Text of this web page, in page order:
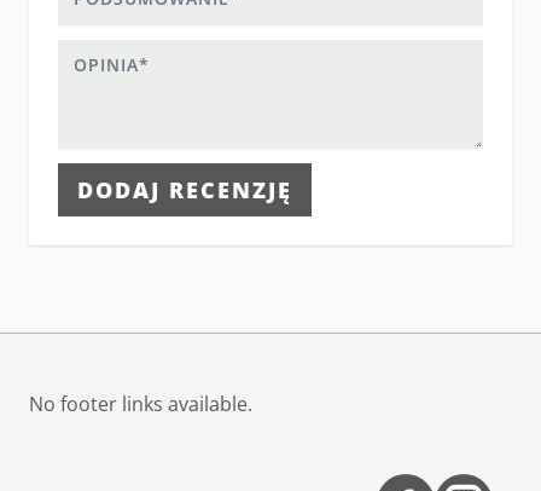
DODAJ RECENZJĘ
No footer links available.